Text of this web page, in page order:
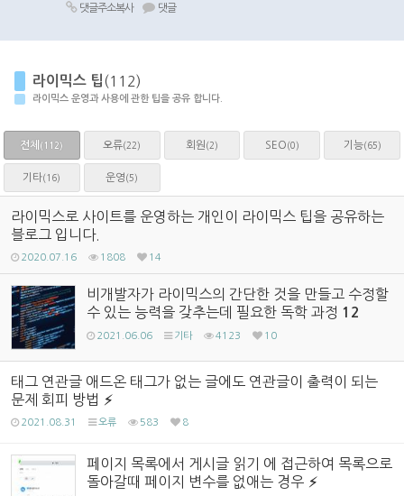
댓글주소복사 댓글
라이믹스 팁 (112)
라이믹스 운영과 사용에 관한 팁을 공유 합니다.
전체 (112) 오류(22) 회원 (2) SEO (0) 기능(65)
기타(16) 운영 (5)
라이믹스로 사이트를 운영하는 개인이 라이믹스 팁을 공유하는
블로그 입니다.
2020.07.16 1808 14
비개발자가 라이믹스의 간단한 것을 만들고 수정할
수 있는 능력을 갖추는데 필요한 독학 과정 12
2021.06.06 기타 4123 10
태그 연관글 애드온 태그가 없는 글에도 연관글이 출력이 되는
문제 회피 방법
2021.08.31 오류 583 8
페이지 목록에서 게시글 읽기 에 접근하여 목록으로
돌아갈때 페이지 변수를 없애는 경우